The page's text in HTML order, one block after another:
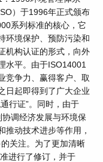
）于1996年正式颁布
系列标准的核心，它
环境保护、预防污染和
机构认证的形式，向外
水平。由于ISO14001
竞争力、赢得客户、取
日起即得到了广大企业
行证”。同时，由于
调经济发展与环境保
推动技术进步等作用，
关注。为了更加清晰
进行了修订，并于